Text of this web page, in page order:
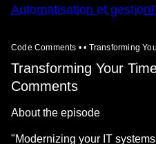
Automatisation et gestion
Code Comments • • Transforming
Transforming Your
Comments
About the episode
"Modernizing your IT